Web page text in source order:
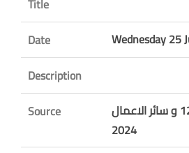
Date
Wednesday 25
Description
Source
سلفة الأشغال 12840 و سائر الاعمال
2024